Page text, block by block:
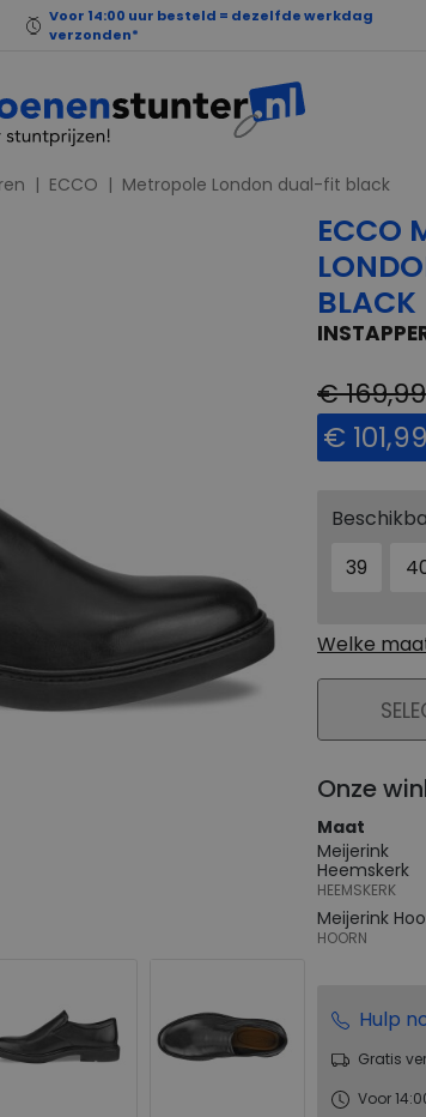
Voor 14:00 uur besteld = dezelfde werkdag
verzonden*
ECCO Metropole London dual-fit black
ECCO
BLACK
€ 169,99
€ 101,99
39
Welke
PLAATS
Onze
Maat
Meijerink
Heemskerk
HEEMSKERK
Meijerink
HOORN
Hulp
Gratis
Voor